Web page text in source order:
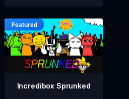
Incredibox Sprunked